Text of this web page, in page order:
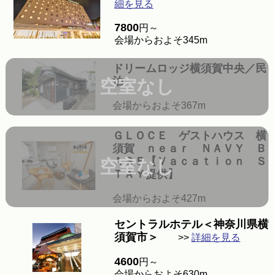
細を見る
7800円～
会場からおよそ345m
空室なし
ドリームロッジ横須賀中央／民
泊
会場からおよそ367m
空室なし
ＧＬＯＣＥ ゲストハウス 横
須賀 ｎｅａｒ ＮＡＶＹ Ｂ
ＡＳＥ【Ｖａｃａｔｉｏｎ Ｓ
ＴＡＹ提供】
会場からおよそ427m
セントラルホテル＜神奈川県横
須賀市＞
>> 詳細を見る
4600円～